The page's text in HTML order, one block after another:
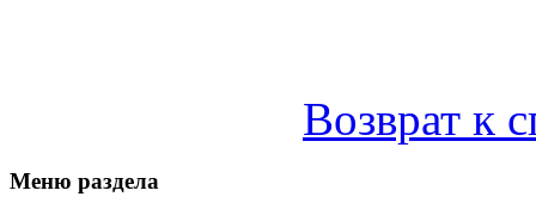
Возврат к
Меню раздела